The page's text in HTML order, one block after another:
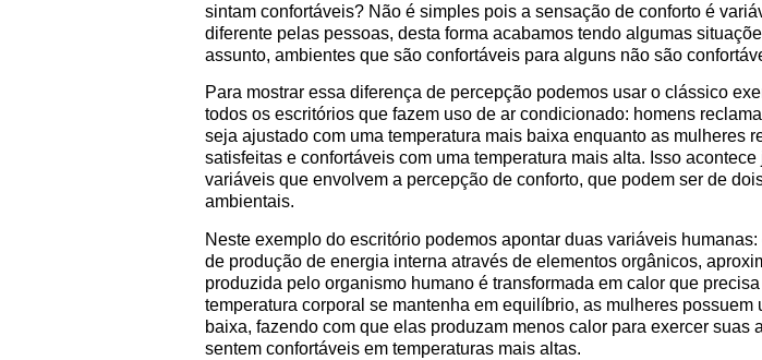
sintam confortáveis? Não é simples pois a sensação de conforto é
diferente pelas pessoas, desta forma acabamos tendo algumas
assunto, ambientes que são confortáveis para alguns não são
Para mostrar essa diferença de percepção podemos usar o clássico
todos os escritórios que fazem uso de ar condicionado: homens
seja ajustado com uma temperatura mais baixa enquanto as mulheres
satisfeitas e confortáveis com uma temperatura mais alta. Isso
variáveis que envolvem a percepção de conforto, que podem ser de
ambientais.
Neste exemplo do escritório podemos apontar duas variáveis humanas:
de produção de energia interna através de elementos orgânicos,
produzida pelo organismo humano é transformada em calor que
temperatura corporal se mantenha em equilíbrio, as mulheres possuem
baixa, fazendo com que elas produzam menos calor para exercer suas
sentem confortáveis em temperaturas mais altas.